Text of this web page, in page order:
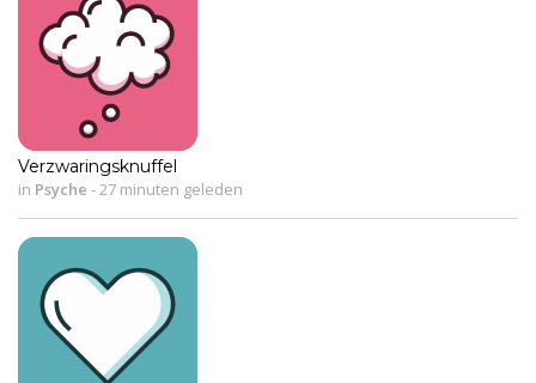
Verzwaringsknuffel
in Psyche - 27 minuten geleden